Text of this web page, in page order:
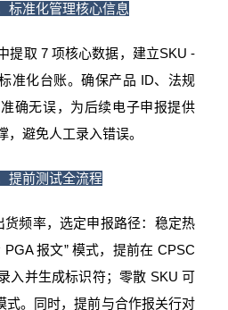
标准化管理核心信息
提取 7 项核心数据，建立SKU -
准化台账。确保产品 ID、法规
确无误，为后续电子申报提供
避免人工录入错误。
提前测试全流程
频率，选定申报路径：稳定热
报文” 模式，提前在 CPSC
入并生成标识符；零散 SKU 可
式。同时，提前与合作报关行对